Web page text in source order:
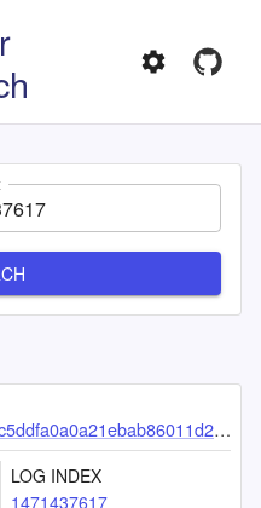
LOG INDEX
1471437617